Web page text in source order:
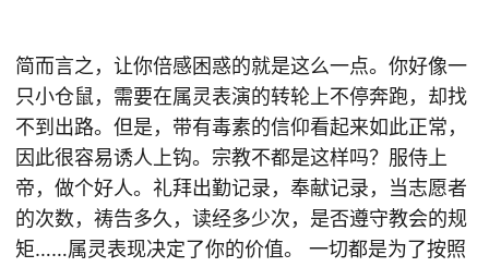
简而言之，让你倍感困惑的就是这么一点。你好像一
只小仓鼠，需要在属灵表演的转轮上不停奔跑，却找
不到出路。但是，带有毒素的信仰看起来如此正常，
因此很容易诱人上钩。宗教不都是这样吗？服侍上
帝，做个好人。礼拜出勤记录，奉献记录，当志愿者
的次数，祷告多久，读经多少次，是否遵守教会的规
矩……属灵表现决定了你的价值。 一切都是为了按照